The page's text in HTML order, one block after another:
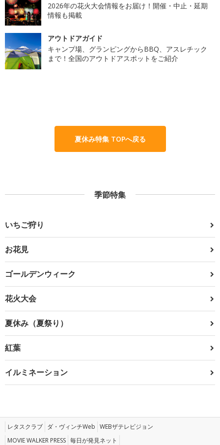
2026年の花火大会情報をお届け！開催・中止・延期
情報も掲載
アウトドアガイド
キャンプ場、グランピングからBBQ、アスレチック
まで！全国のアウトドアスポットをご紹介
夏休み特集 TOPへ戻る
季節特集
いちご狩り
お花見
ゴールデンウィーク
花火大会
夏休み（夏祭り）
紅葉
イルミネーション
レタスクラブ ダ・ヴィンチWeb WEBザテレビジョン
MOVIE WALKER PRESS 毎日が発見ネット